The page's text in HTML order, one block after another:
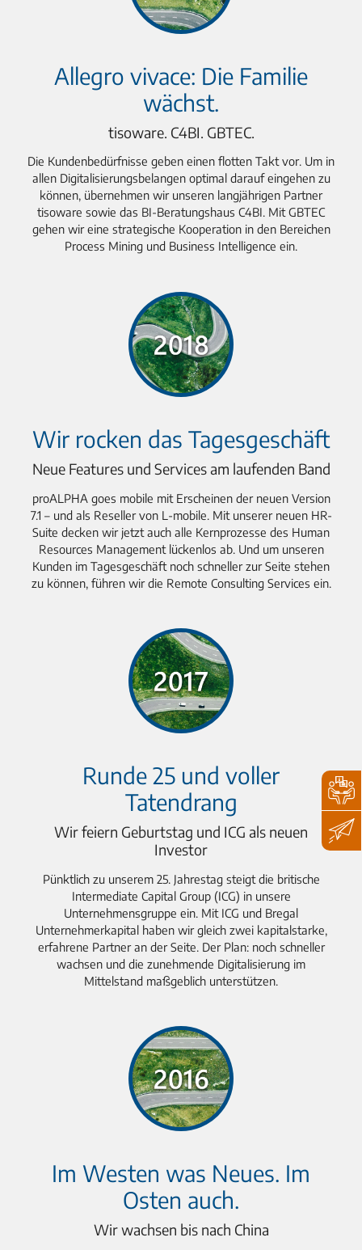
Allegro vivace: Die Familie
wächst.
tisoware. C4BI. GBTEC.
Die Kundenbedürfnisse geben einen flotten Takt vor. Um in
allen Digitalisierungsbelangen optimal darauf eingehen zu
können, übernehmen wir unseren langjährigen Partner
tisoware sowie das BI-Beratungshaus C4BI. Mit GBTEC
gehen wir eine strategische Kooperation in den Bereichen
Process Mining und Business Intelligence ein.
Wir rocken das Tagesgeschäft
Neue Features und Services am laufenden Band
proALPHA goes mobile mit Erscheinen der neuen Version
7.1 – und als Reseller von L-mobile. Mit unserer neuen HR-
Suite decken wir jetzt auch alle Kernprozesse des Human
Resources Management lückenlos ab. Und um unseren
Kunden im Tagesgeschäft noch schneller zur Seite stehen
zu können, führen wir die Remote Consulting Services ein.
Runde 25 und voller
Tatendrang
Wir feiern Geburtstag und ICG als neuen
Investor
Pünktlich zu unserem 25. Jahrestag steigt die britische
Intermediate Capital Group (ICG) in unsere
Unternehmensgruppe ein. Mit ICG und Bregal
Unternehmerkapital haben wir gleich zwei kapitalstarke,
erfahrene Partner an der Seite. Der Plan: noch schneller
wachsen und die zunehmende Digitalisierung im
Mittelstand maßgeblich unterstützen.
Im Westen was Neues. Im
Osten auch.
Wir wachsen bis nach China